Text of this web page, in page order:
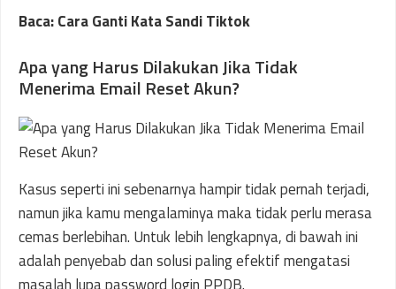
Baca: Cara Ganti Kata Sandi Tiktok
Apa yang Harus Dilakukan Jika Tidak
Menerima Email Reset Akun?
Kasus seperti ini sebenarnya hampir tidak pernah terjadi,
namun jika kamu mengalaminya maka tidak perlu merasa
cemas berlebihan. Untuk lebih lengkapnya, di bawah ini
adalah penyebab dan solusi paling efektif mengatasi
masalah lupa password login PPDB.